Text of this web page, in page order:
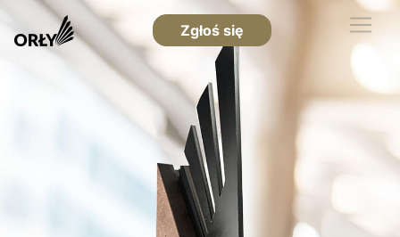
Zgłoś się